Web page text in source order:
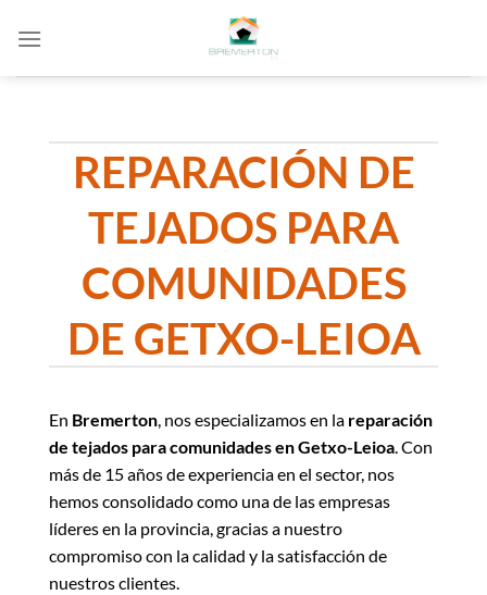
REPARACIÓN DE
TEJADOS PARA
COMUNIDADES
DE GETXO-LEIOA
En Bremerton, nos especializamos en la reparación
de tejados para comunidades en Getxo-Leioa. Con
más de 15 años de experiencia en el sector, nos
hemos consolidado como una de las empresas
líderes en la provincia, gracias a nuestro
compromiso con la calidad y la satisfacción de
nuestros clientes.